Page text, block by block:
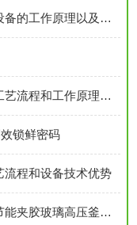
颗粒果肉果粒爆爆珠机加工生产线设备的工作原理以及单机特点介绍
青菜清洗漂烫预煮加工生产线设备工艺流程和工作原理详细介绍
锁鲜密码
流程和设备技术优势
夹层玻璃高压釜特点以及如何选择节能夹胶玻璃高压釜注意事项